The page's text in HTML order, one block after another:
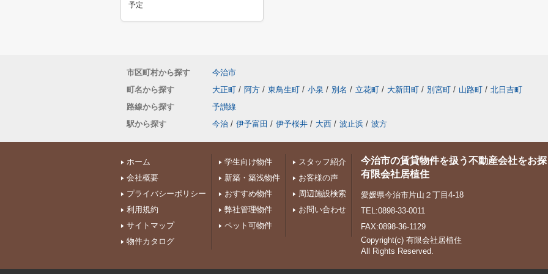
予定
市区町村から探す
今治市
町名から探す
大正町 / 阿方 / 東鳥生町 / 小泉 / 別名 / 立花町 / 大新田町 / 別宮町 / 山路町 / 北日吉町
路線から探す
予讃線
駅から探す
今治 / 伊予富田 / 伊予桜井 / 大西 / 波止浜 / 波方
ホーム
会社概要
プライバシーポリシー
利用規約
サイトマップ
物件カタログ
学生向け物件
新築・築浅物件
おすすめ物件
弊社管理物件
ペット可物件
スタッフ紹介
お客様の声
周辺施設検索
お問い合わせ
今治市の賃貸物件を扱う不動産会社をお
有限会社居植住
愛媛県今治市片山２丁目4-18
TEL:0898-33-0011
FAX:0898-36-1129
Copyright(c) 有限会社居植住
All Rights Reserved.